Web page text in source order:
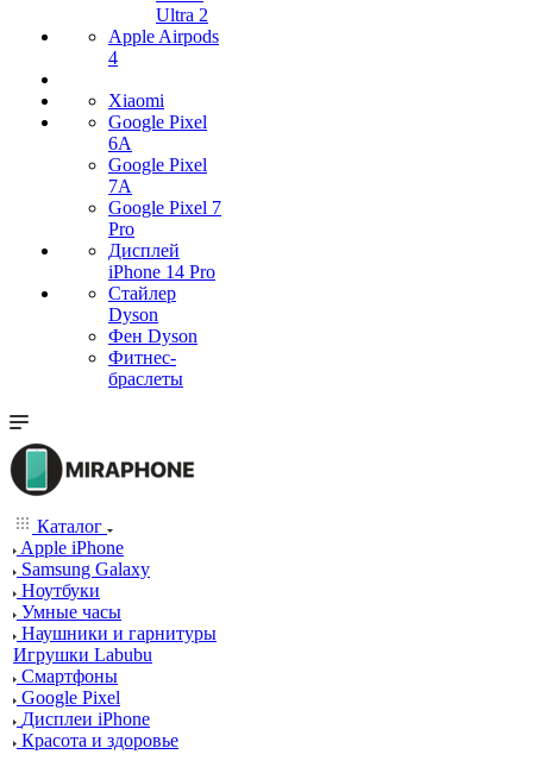
Ultra 2
Apple Airpods
4
Xiaomi
Google Pixel
6A
Google Pixel
7А
Google Pixel 7
Pro
Дисплей
iPhone 14 Pro
Стайлер
Dyson
Фен Dyson
Фитнес-
браслеты
Каталог
Apple iPhone
Samsung Galaxy
Ноутбуки
Умные часы
Наушники и гарнитуры
Игрушки Labubu
Смартфоны
Google Pixel
Дисплеи iPhone
Красота и здоровье